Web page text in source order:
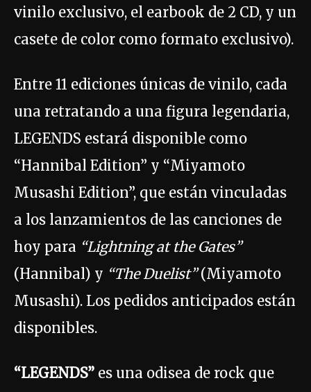
vinilo exclusivo, el earbook de 2 CD, y un
casete de color como formato exclusivo).
Entre 11 ediciones únicas de vinilo, cada
una retratando a una figura legendaria,
LEGENDS estará disponible como
“Hannibal Edition” y “Miyamoto
Musashi Edition”, que están vinculadas
a los lanzamientos de las canciones de
hoy para “Lightning at the Gates”
(Hannibal) y “The Duelist”(Miyamoto
Musashi). Los pedidos anticipados están
disponibles.
“LEGENDS” es una odisea de rock que